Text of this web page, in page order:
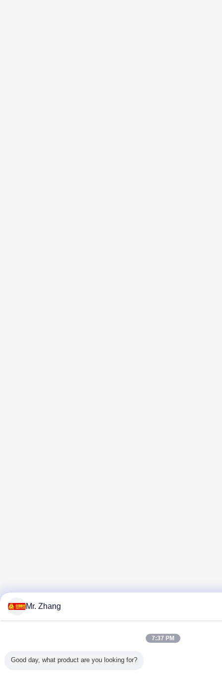
Mr. Zhang
7:37 PM
Good day, what product are you looking for?